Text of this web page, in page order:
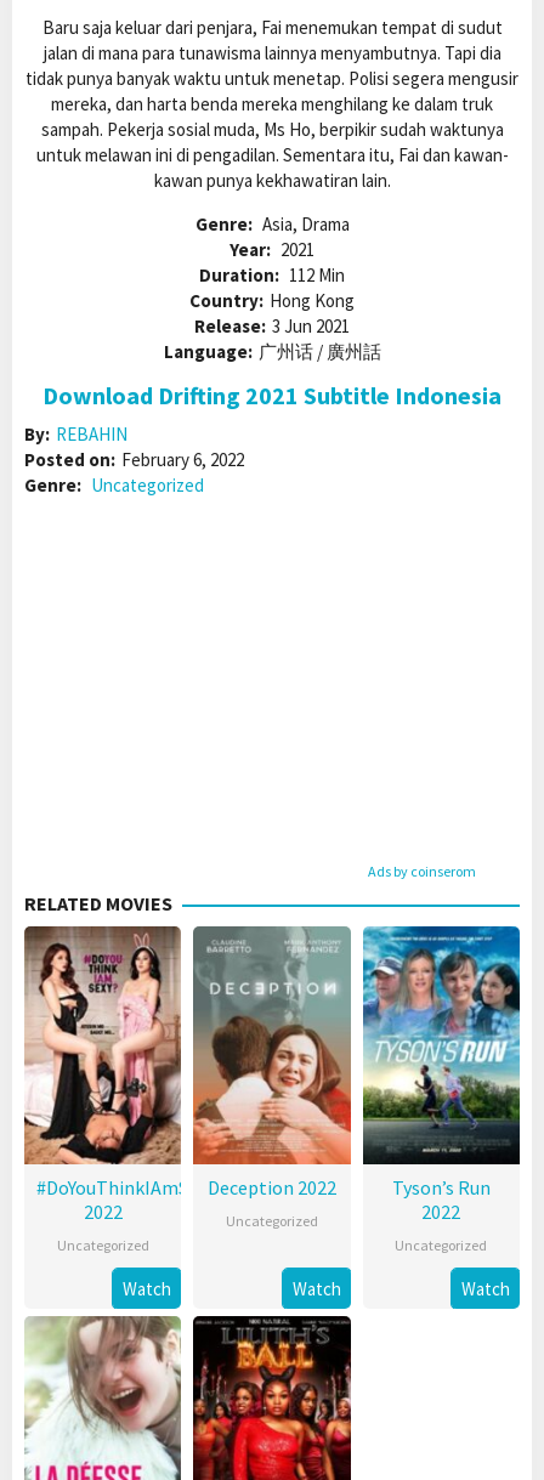
Baru saja keluar dari penjara, Fai menemukan tempat di sudut
jalan di mana para tunawisma lainnya menyambutnya. Tapi dia
tidak punya banyak waktu untuk menetap. Polisi segera mengusir
mereka, dan harta benda mereka menghilang ke dalam truk
sampah. Pekerja sosial muda, Ms Ho, berpikir sudah waktunya
untuk melawan ini di pengadilan. Sementara itu, Fai dan kawan-
kawan punya kekhawatiran lain.
Genre: Asia, Drama
Year: 2021
Duration: 112 Min
Country: Hong Kong
Release: 3 Jun 2021
Language: 广州话 / 廣州話
Download Drifting 2021 Subtitle Indonesia
By: REBAHIN
Posted on: February 6, 2022
Genre: Uncategorized
Ads by coinserom
RELATED MOVIES
#DoYouThinkIAmSexy?
2022
Uncategorized
Watch
Deception 2022
Uncategorized
Watch
Tyson’s Run
2022
Uncategorized
Watch